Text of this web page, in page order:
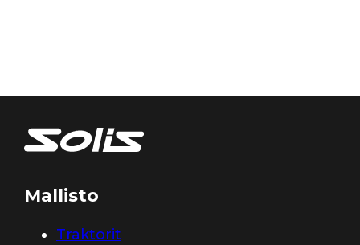
Mallisto
Traktorit